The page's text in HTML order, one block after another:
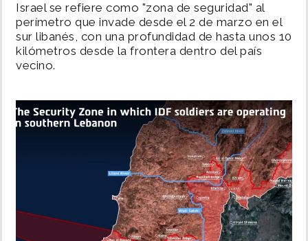
POLÍTICA
SHOW
DEPORTES
MULTIMEDIA
Israel se refiere como "zona de seguridad" al
perímetro que invade desde el 2 de marzo en el
sur libanés, con una profundidad de hasta unos 10
kilómetros desde la frontera dentro del país
vecino.